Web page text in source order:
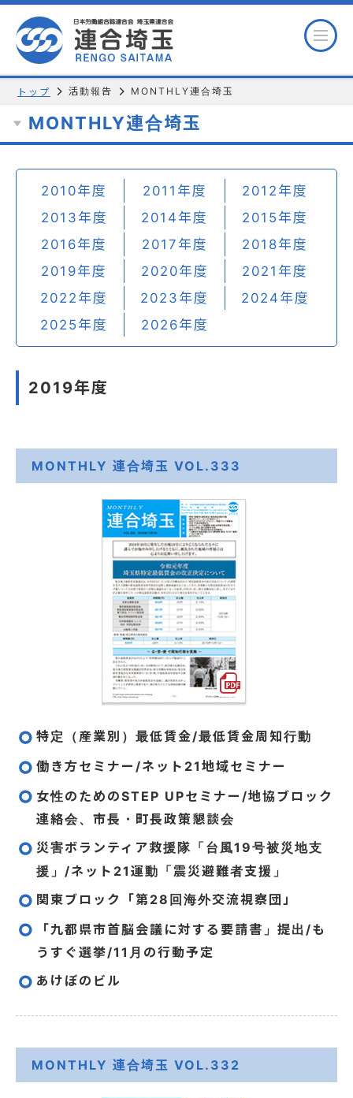
トップ 活動報告 MONTHLY連合埼玉
MONTHLY連合埼玉
2010年度 2011年度
2012年度
2013年度
2014年度
2015年度
2016年度
2017年度
2018年度
2019年度
2020年度
2021年度
2022年度
2023年度
2024年度
2025年度
2026年度
2019年度
MONTHLY 連合埼玉 VOL.333
特定（産業別）最低賃金/最低賃金周知行動
働き方セミナー/ネット21地域セミナー
女性のためのSTEP UPセミナー/地協ブロック
連絡会、市長・町長政策懇談会
災害ボランティア救援隊「台風19号被災地支
援」/ネット21運動「震災避難者支援」
関東ブロック「第28回海外交流視察団」
「九都県市首脳会議に対する要請書」提出/も
うすぐ選挙/11月の行動予定
あけぼのビル
MONTHLY 連合埼玉 VOL.332